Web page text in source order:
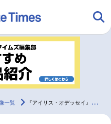
アニメ
グッズ
一覧 『アイリス・オデッセイ』×『アクおど』原作者のふたりが語る少女たちの関係性の描き方【インタビュー】